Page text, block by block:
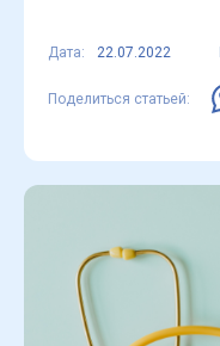
Дата: 22.07.2022
Поделиться статьей: